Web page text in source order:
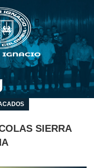
SIERRA